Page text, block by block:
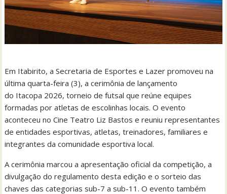
Em Itabirito, a Secretaria de Esportes e Lazer promoveu na
última quarta-feira (3), a cerimônia de lançamento
do Itacopa 2026, torneio de futsal que reúne equipes
formadas por atletas de escolinhas locais. O evento
aconteceu no Cine Teatro Liz Bastos e reuniu representantes
de entidades esportivas, atletas, treinadores, familiares e
integrantes da comunidade esportiva local.
A cerimônia marcou a apresentação oficial da competição, a
divulgação do regulamento desta edição e o sorteio das
chaves das categorias sub-7 a sub-11. O evento também